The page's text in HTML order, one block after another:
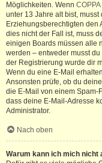
Möglichkeiten. Wenn COPPA
unter 13 Jahre alt bist,
Erziehungsberechtigten den
dies nicht der Fall ist, muss
einigen Boards müssen alle
werden – entweder musst
der Registrierung wurde dir
Wenn du eine E-Mail
Ansonsten prüfe, ob du
die E-Mail von einem Spam-
dass deine E-Mail-Adresse
Administrator.
Nach oben
Warum kann ich mich nicht